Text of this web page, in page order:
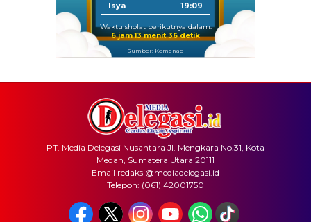
Isya 19:09
Waktu sholat berikutnya dalam:
6 jam 13 menit 36 detik
Sumber: Kemenag
PT. Media Delegasi Nusantara Jl. Mengkara No.31, Kota
Medan, Sumatera Utara 20111
Email redaksi@mediadelegasi.id
Telepon: (061) 42001750